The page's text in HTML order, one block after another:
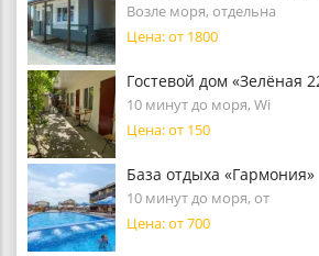
Возле моря, отдельна
Цена: от 1800
Гостевой дом «Зелёная
10 минут до моря, Wi
Цена: от 150
База отдыха «Гармония»
10 минут до моря, от
Цена: от 700